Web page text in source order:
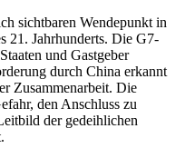
sichtbaren Wendepunkt in
21. Jahrhunderts. Die G7-
und Gastgeber
durch China erkannt
Zusammenarbeit. Die
den Anschluss zu
der gedeihlichen